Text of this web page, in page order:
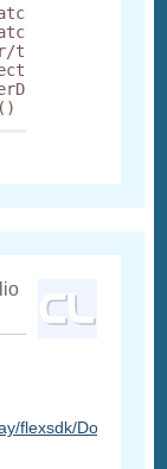
flexsdk/